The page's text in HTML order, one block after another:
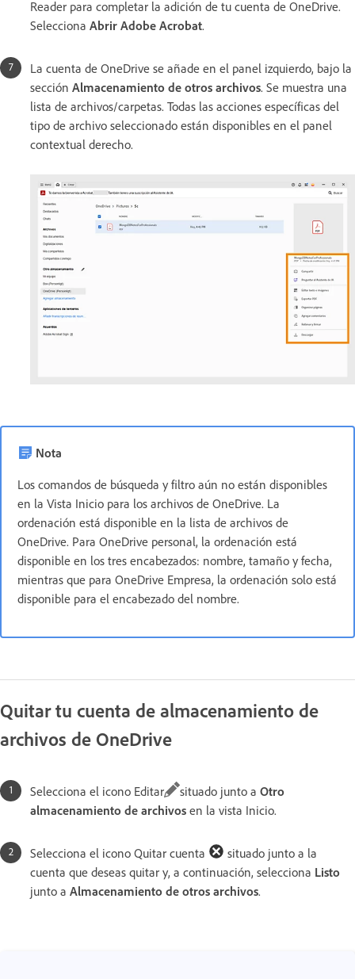
Reader para completar la adición de tu cuenta de OneDrive.
Selecciona Abrir Adobe Acrobat.
La cuenta de OneDrive se añade en el panel izquierdo, bajo la
sección Almacenamiento de otros archivos. Se muestra una
lista de archivos/carpetas. Todas las acciones específicas del
tipo de archivo seleccionado están disponibles en el panel
contextual derecho.
Nota
Los comandos de búsqueda y filtro aún no están disponibles
en la Vista Inicio para los archivos de OneDrive. La
ordenación está disponible en la lista de archivos de
OneDrive. Para OneDrive personal, la ordenación está
disponible en los tres encabezados: nombre, tamaño y fecha,
mientras que para OneDrive Empresa, la ordenación solo está
disponible para el encabezado del nombre.
Quitar tu cuenta de almacenamiento de
archivos de OneDrive
Selecciona el icono Editar situado junto a Otro
almacenamiento de archivos en la vista Inicio.
Selecciona el icono Quitar cuenta
situado junto a la
cuenta que deseas quitar y, a continuación, selecciona Listo
junto a Almacenamiento de otros archivos.